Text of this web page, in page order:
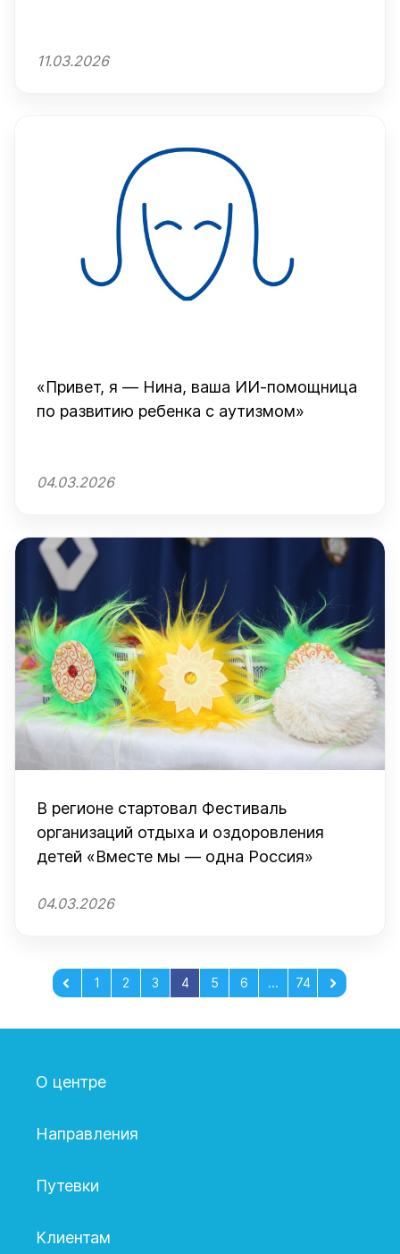
11.03.2026
«Привет, я — Нина, ваша ИИ-помощница
по развитию ребенка с аутизмом»
04.03.2026
В регионе стартовал Фестиваль
организаций отдыха и оздоровления
детей «Вместе мы — одна Россия»
04.03.2026
1 2 3 4 5 6 ... 74
О центре
Направления
Путевки
Клиентам